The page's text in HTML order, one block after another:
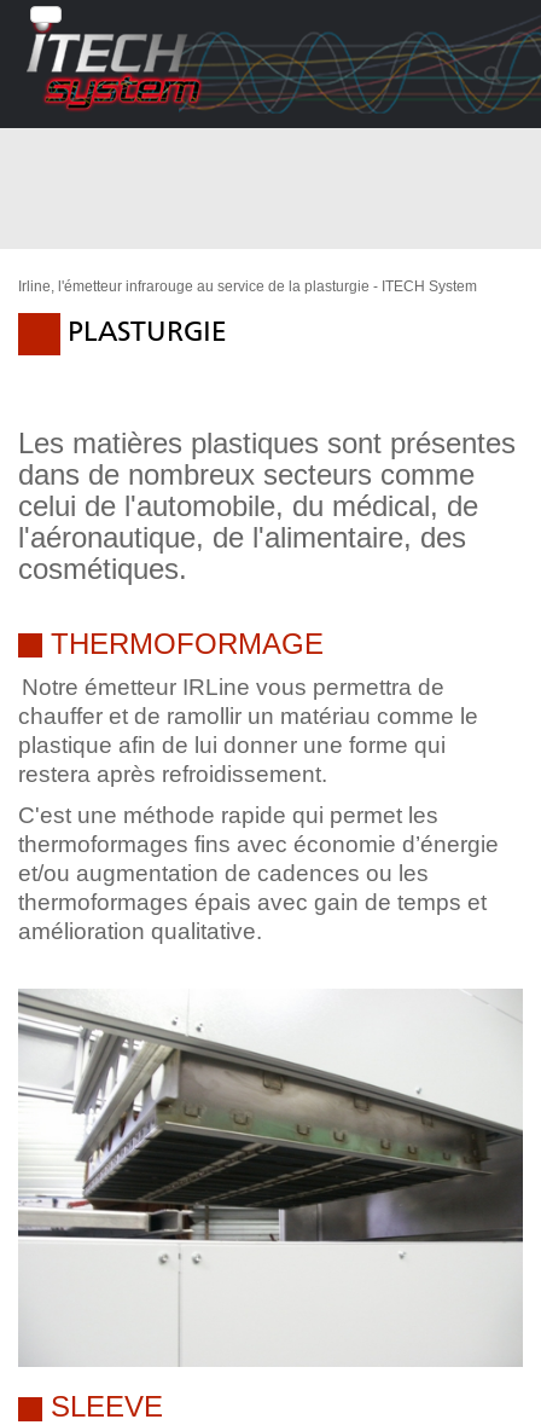
Irline, l'émetteur infrarouge au service de la plasturgie - ITECH System
PLASTURGIE
Les matières plastiques sont présentes
dans de nombreux secteurs comme
celui de l'automobile, du médical, de
l'aéronautique, de l'alimentaire, des
cosmétiques.
THERMOFORMAGE
Notre émetteur IRLine vous permettra de
chauffer et de ramollir un matériau comme le
plastique afin de lui donner une forme qui
restera après refroidissement.
C'est une méthode rapide qui permet les
thermoformages fins avec économie d’énergie
et/ou augmentation de cadences ou les
thermoformages épais avec gain de temps et
amélioration qualitative.
SLEEVE